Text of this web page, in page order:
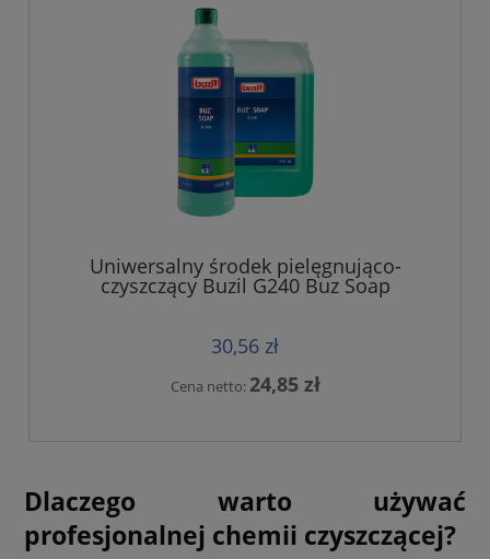
Uniwersalny środek pielęgnująco-
czyszczący Buzil G240 Buz Soap
30,56 zł
Cena netto: 24,85 zł
Dlaczego warto używać
profesjonalnej chemii czyszczącej?